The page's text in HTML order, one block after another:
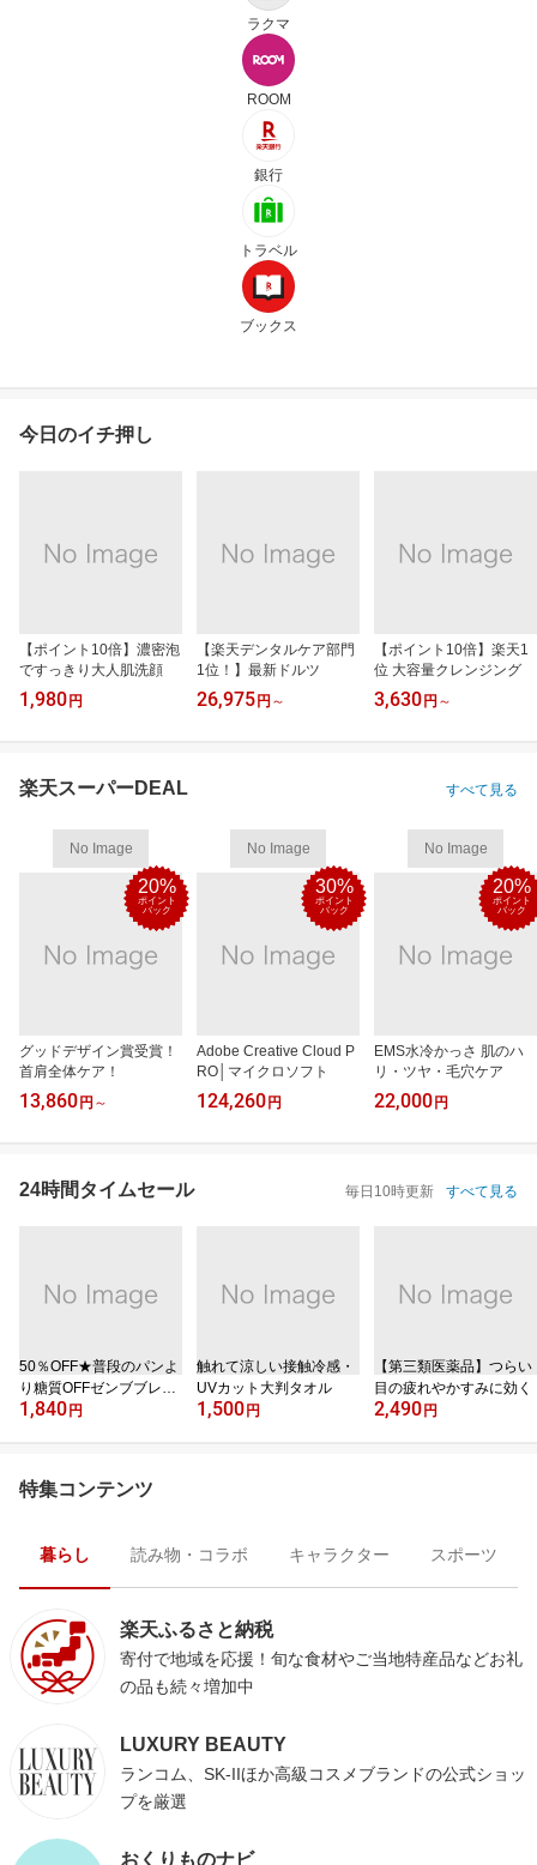
ラクマ
ROOM
銀行
トラベル
ブックス
今日のイチ押し
【ポイント10倍】濃密泡
ですっきり大人肌洗顔
1,980 円
【楽天デンタルケア部門
1位！】最新ドルツ
26,975 円 ～
【ポイント10倍】楽天1
位 大容量クレンジング
3,630 円 ～
楽天スーパーDEAL すべて見る
No Image
20%
ポイント
バック
グッドデザイン賞受賞！
首肩全体ケア！
13,860 円 ～
No Image
30%
ポイント
バック
Adobe Creative Cloud P
RO│マイクロソフト
124,260 円
No Image
20%
ポイント
バック
EMS水冷かっさ 肌のハ
リ・ツヤ・毛穴ケア
22,000 円
24時間タイムセール 毎日10時更新 すべて見る
50％OFF★普段のパンよ
り糖質OFFゼンブブレッ
ド
1,840 円
触れて涼しい接触冷感・
UVカット大判タオル
1,500 円
【第三類医薬品】つらい
目の疲れやかすみに効く
2,490 円
特集コンテンツ
暮らし 読み物・コラボ キャラクター スポーツ
楽天ふるさと納税
寄付で地域を応援！旬な食材やご当地特産品などお礼
の品も続々増加中
LUXURY BEAUTY
ランコム、SK-IIほか高級コスメブランドの公式ショッ
プを厳選
おくりものナビ